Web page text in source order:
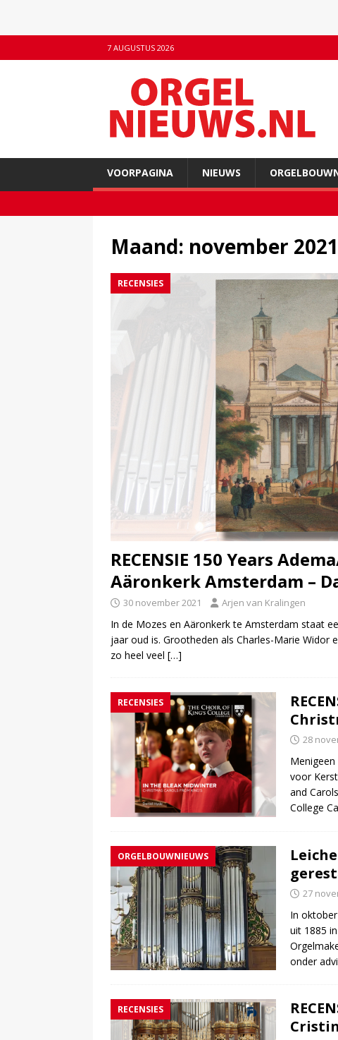
7 AUGUSTUS 2026
VOORPAGINA NIEUWS
Maand: november 2021
RECENSIES
RECENSIE 150 Years
Aäronkerk Amsterdam –
30 november 2021 Arjen van Kralingen
In de Mozes en Aäronkerk te Amsterdam staat
jaar oud is. Grootheden als Charles-Marie Widor
zo heel veel […]
RECENSIES
28
voor
and
College
ORGELBOUWNIEUWS
27
In
uit 1885
onder
RECENSIES